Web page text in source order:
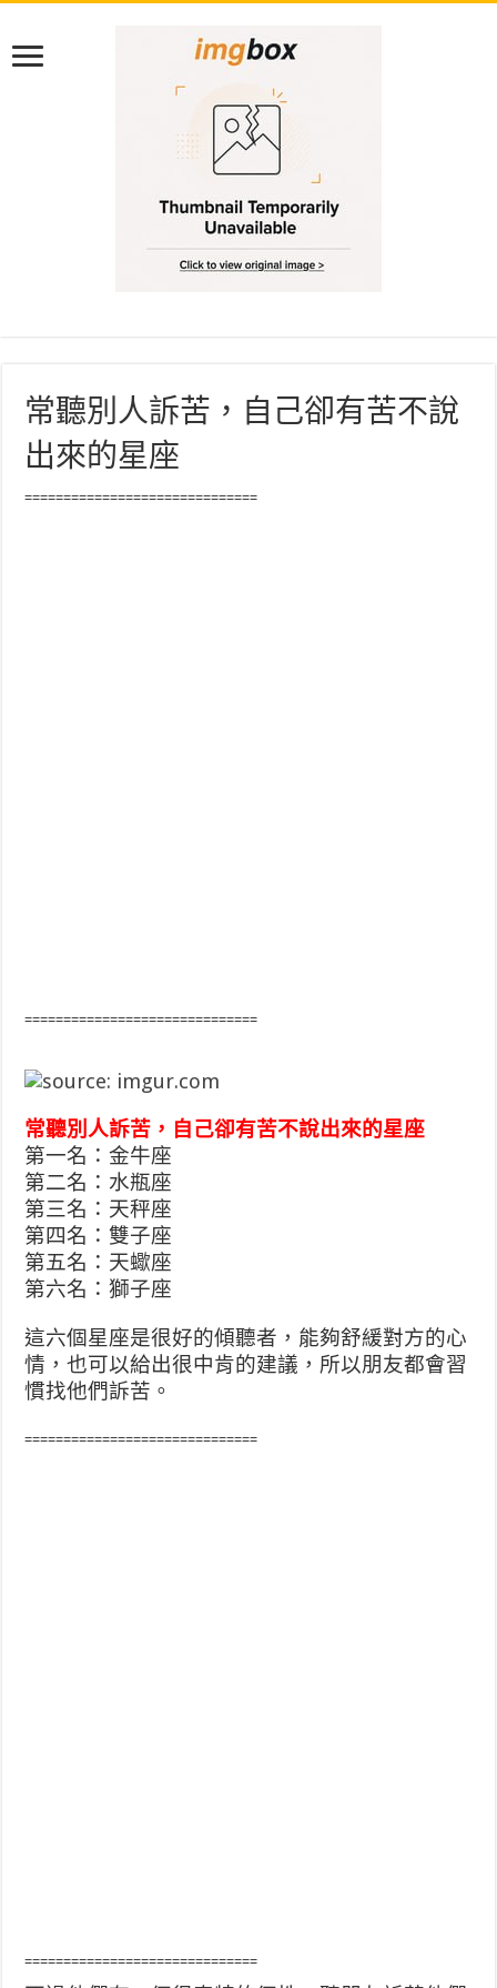
常聽別人訴苦，自己卻有苦不說
出來的星座
==============================
==============================
常聽別人訴苦，自己卻有苦不說出來的星座
第一名：金牛座
第二名：水瓶座
第三名：天秤座
第四名：雙子座
第五名：天蠍座
第六名：獅子座
這六個星座是很好的傾聽者， 能夠舒緩對方的心
情，也可以給出很中肯的建議， 所以朋友都會習
慣找他們訴苦。
==============================
==============================